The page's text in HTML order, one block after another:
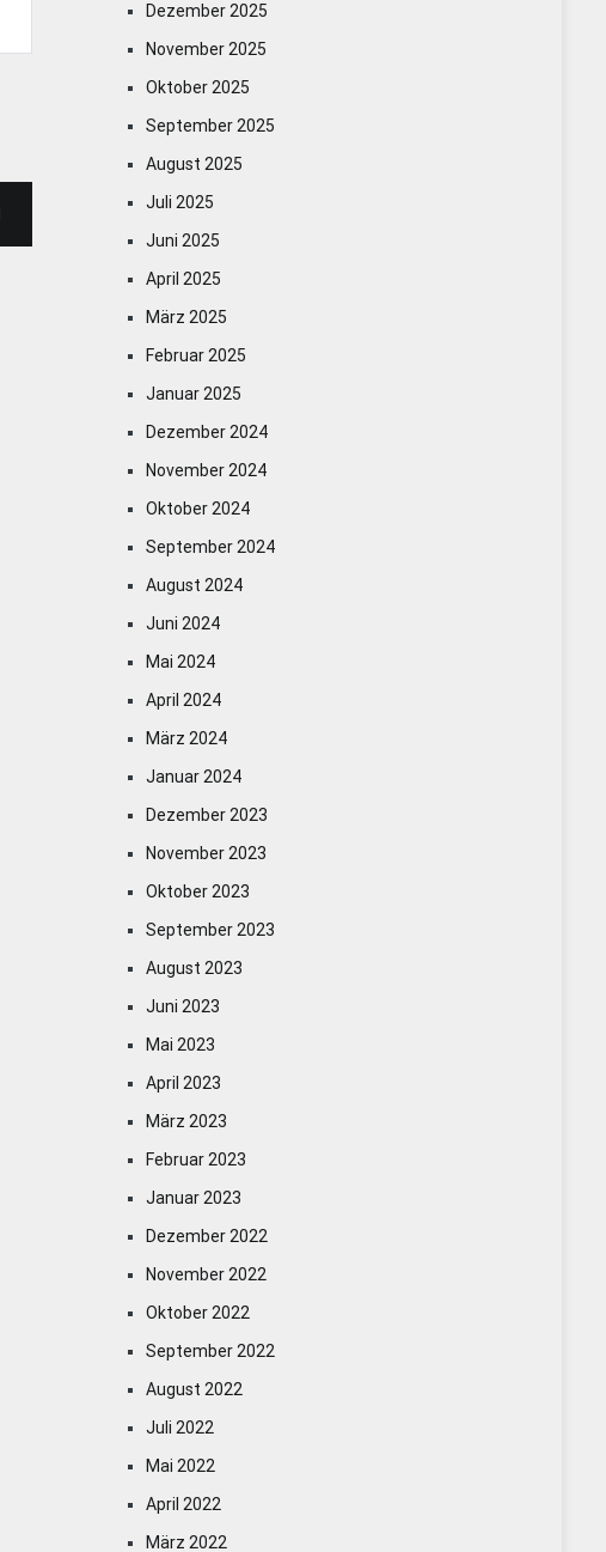
Dezember 2025
November 2025
Oktober 2025
September 2025
August 2025
Juli 2025
Juni 2025
April 2025
März 2025
Februar 2025
Januar 2025
Dezember 2024
November 2024
Oktober 2024
September 2024
August 2024
Juni 2024
Mai 2024
April 2024
März 2024
Januar 2024
Dezember 2023
November 2023
Oktober 2023
September 2023
August 2023
Juni 2023
Mai 2023
April 2023
März 2023
Februar 2023
Januar 2023
Dezember 2022
November 2022
Oktober 2022
September 2022
August 2022
Juli 2022
Mai 2022
April 2022
März 2022